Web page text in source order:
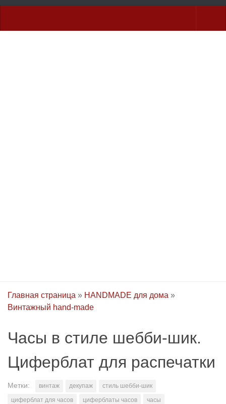
Главная страница » HANDMADE для дома »
Винтажный hand-made
Часы в стиле шебби-шик.
Циферблат для распечатки
Метки: винтаж декупаж
стиль шебби-шик
циферблат для часов
циферблаты часов
часы